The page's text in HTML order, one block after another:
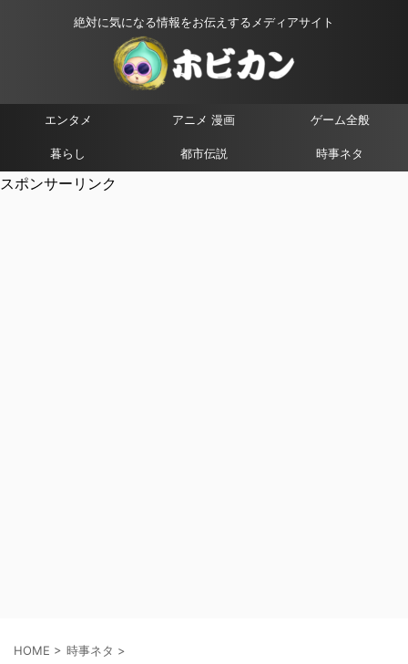
絶対に気になる情報をお伝えするメディアサイト
エンタメ アニメ 漫画 ゲーム全般
暮らし 都市伝説 時事ネタ
スポンサーリンク
HOME > 時事ネタ >